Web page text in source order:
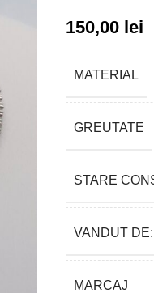
150,00 lei
MATERIAL
GREUTATE
STARE
VANDUT DE:
MARCAJ